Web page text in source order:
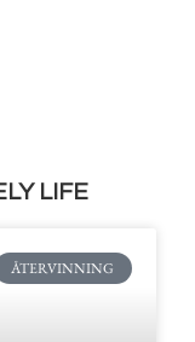
LIFE
ÅTERVINNING